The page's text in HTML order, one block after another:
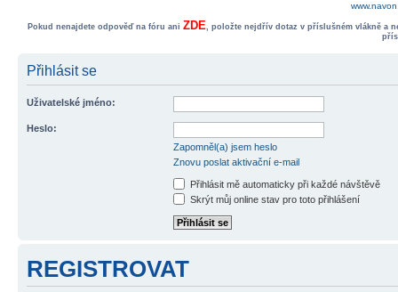
Pokud nenajdete odpověď na fóru ani ZDE, položte nejdřív dotaz v příslušném vlákně a
Přihlásit se
Uživatelské jméno:
Heslo:
Zapomněl(a) jsem heslo
Znovu poslat aktivační e-mail
Přihlásit mě automaticky při každé návštěvě
Skrýt můj online stav pro toto přihlášení
REGISTROVAT